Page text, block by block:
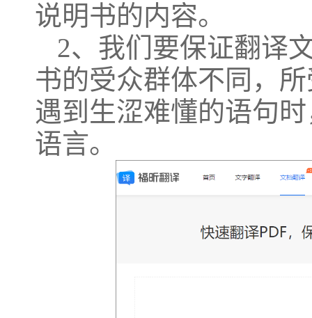
说明书的内容。
2、我们要保证翻译
书的受众群体不同，
遇到生涩难懂的语句
语言。